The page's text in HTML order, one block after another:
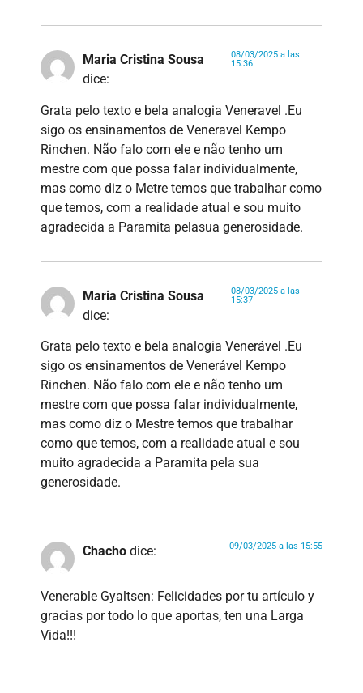
Maria Cristina Sousa
dice:
08/03/2025 a las
15:36
Grata pelo texto e bela analogia Veneravel .Eu
sigo os ensinamentos de Veneravel Kempo
Rinchen. Não falo com ele e não tenho um
mestre com que possa falar individualmente,
mas como diz o Metre temos que trabalhar como
que temos, com a realidade atual e sou muito
agradecida a Paramita pelasua generosidade.
Maria Cristina Sousa
dice:
08/03/2025 a las
15:37
Grata pelo texto e bela analogia Venerável .Eu
sigo os ensinamentos de Venerável Kempo
Rinchen. Não falo com ele e não tenho um
mestre com que possa falar individualmente,
mas como diz o Mestre temos que trabalhar
como que temos, com a realidade atual e sou
muito agradecida a Paramita pela sua
generosidade.
Chacho dice: 09/03/2025 a las 15:55
Venerable Gyaltsen: Felicidades por tu artículo y
gracias por todo lo que aportas, ten una Larga
Vida!!!